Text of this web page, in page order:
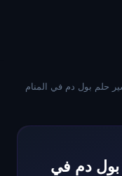
حلم بول دم في المنام
دم في